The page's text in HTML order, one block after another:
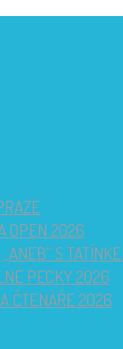
OPEN 2026
S
PECKY 2026
ČTENÁŘE 2026